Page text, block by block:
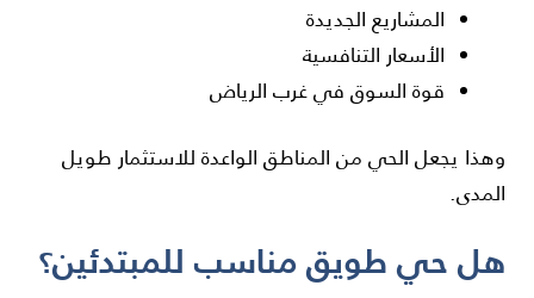
المشاريع الجديدة
الأسعار التنافسية
قوة السوق في غرب الرياض
وهذا يجعل الحي من المناطق الواعدة للاستثمار طويل
المدى.
هل حي طويق مناسب للمبتدئين؟